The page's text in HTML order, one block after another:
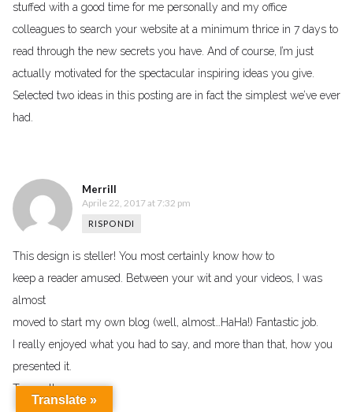
stuffed with a good time for me personally and my office
colleagues to search your website at a minimum thrice in 7 days to
read through the new secrets you have. And of course, I’m just
actually motivated for the spectacular inspiring ideas you give.
Selected two ideas in this posting are in fact the simplest we’ve ever
had.
Merrill
Aprile 22, 2017 at 7:32 pm
RISPONDI
This design is steller! You most certainly know how to
keep a reader amused. Between your wit and your videos, I was
almost
moved to start my own blog (well, almost…HaHa!) Fantastic job.
I really enjoyed what you had to say, and more than that, how you
presented it.
Too cool!
Translate »